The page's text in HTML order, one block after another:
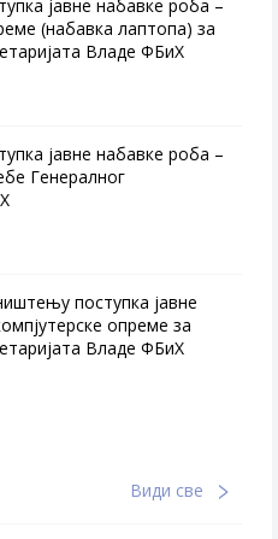
јавне набавке роба –
(набавка лаптопа) за
Владе ФБиХ
јавне набавке роба –
Генералног
поступка јавне
опреме за
Владе ФБиХ
Види све